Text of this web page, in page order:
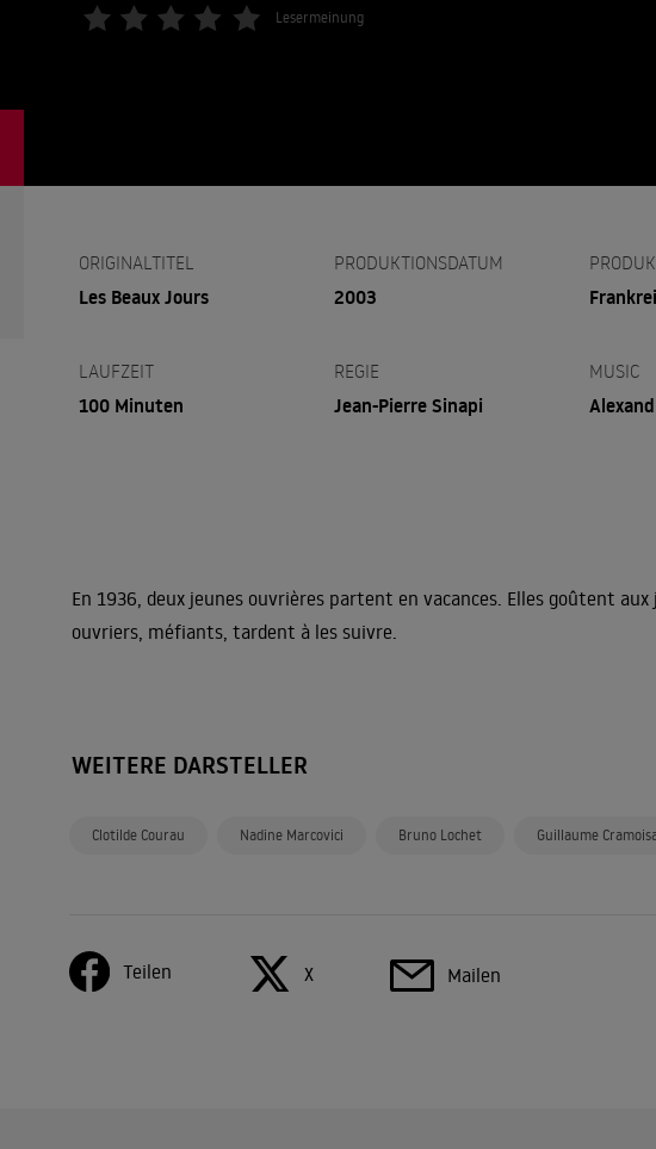
Lesermeinung
ORIGINALTITEL
Les Beaux Jours
PRODUKTIONSDATUM
2003
LAUFZEIT
100 Minuten
REGIE
Jean-Pierre Sinapi
MUSIC
En 1936, deux jeunes ouvrières partent en vacances. Elles goûtent
ouvriers, méfiants, tardent à les suivre.
WEITERE DARSTELLER
Clotilde Courau Nadine Marcovici Bruno Lochet Guillaume
Teilen X Mailen